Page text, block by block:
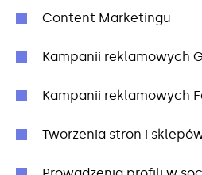
Content Marketingu
Kampanii reklamowych
Kampanii reklamowych
Tworzenia stron i